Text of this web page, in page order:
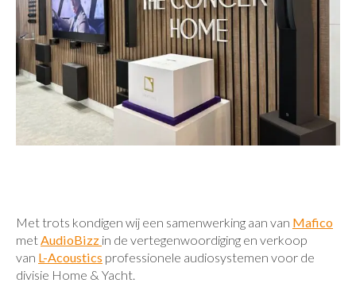
Met trots kondigen wij een samenwerking aan van Mafico
metAudioBizz in de vertegenwoordiging en verkoop
van L-Acoustics professionele audiosystemen voor de
divisie Home & Yacht.